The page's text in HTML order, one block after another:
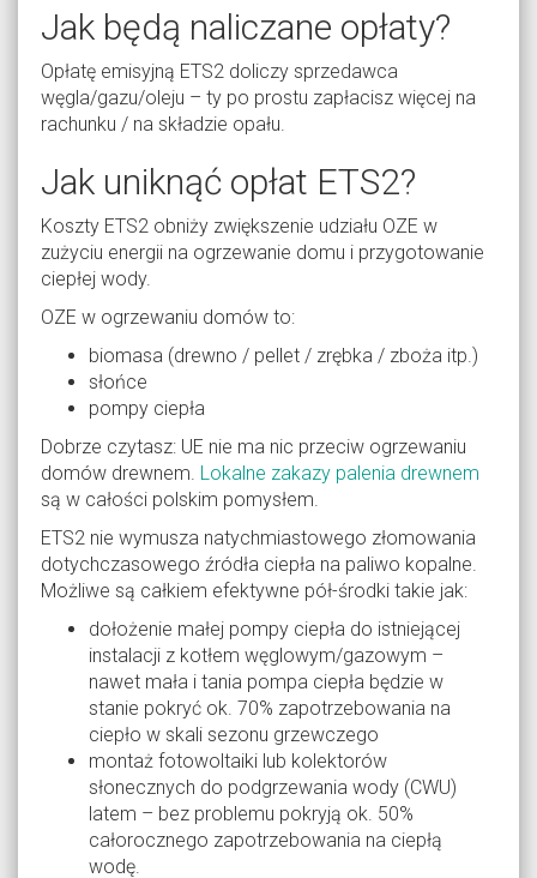
Jak będą naliczane opłaty?
Opłatę emisyjną ETS2 doliczy sprzedawca
węgla/gazu/oleju – ty po prostu zapłacisz więcej na
rachunku / na składzie opału.
Jak uniknąć opłat ETS2?
Koszty ETS2 obniży zwiększenie udziału OZE w
zużyciu energii na ogrzewanie domu i przygotowanie
ciepłej wody.
OZE w ogrzewaniu domów to:
biomasa (drewno / pellet / zrębka / zboża itp.)
słońce
pompy ciepła
Dobrze czytasz: UE nie ma nic przeciw ogrzewaniu
domów drewnem. Lokalne zakazy palenia drewnem
są w całości polskim pomysłem.
ETS2 nie wymusza natychmiastowego złomowania
dotychczasowego źródła ciepła na paliwo kopalne.
Możliwe są całkiem efektywne pół-środki takie jak:
dołożenie małej pompy ciepła do istniejącej
instalacji z kotłem węglowym/gazowym –
nawet mała i tania pompa ciepła będzie w
stanie pokryć ok. 70% zapotrzebowania na
ciepło w skali sezonu grzewczego
montaż fotowoltaiki lub kolektorów
słonecznych do podgrzewania wody (CWU)
latem – bez problemu pokryją ok. 50%
całorocznego zapotrzebowania na ciepłą
wodę.